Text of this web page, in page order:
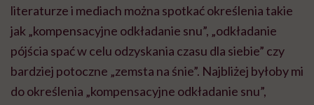
literaturze i mediach można spotkać określenia takie
jak „kompensacyjne odkładanie snu”, „odkładanie
pójścia spać w celu odzyskania czasu dla siebie” czy
bardziej potoczne „zemsta na śnie”. Najbliżej byłoby mi
do określenia „kompensacyjne odkładanie snu”,